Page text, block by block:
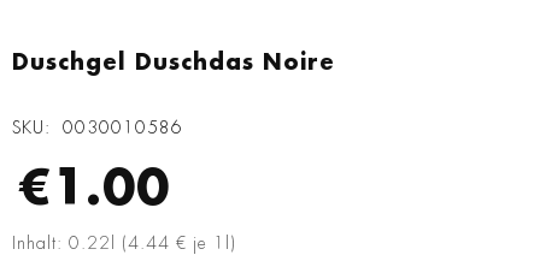
Duschgel Duschdas Noire
SKU 0030010586
€1.00
Inhalt: 0.22l (4.44 € je 1l)
Anfang
springen